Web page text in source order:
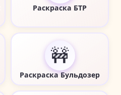
Раскраска БТР
🚧
Раскраска Бульдозер